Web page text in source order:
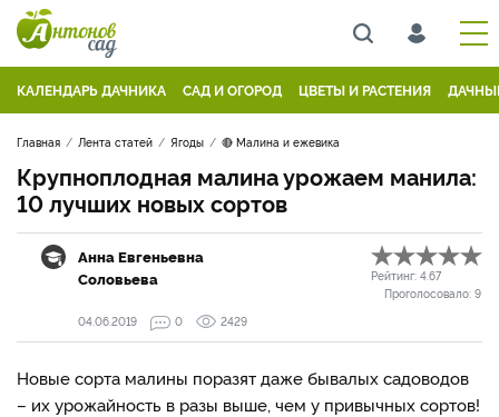
КАЛЕНДАРЬ ДАЧНИКА САД И ОГОРОД ЦВЕТЫ И РАСТЕНИЯ
Главная Лента статей Ягоды 🔴 Малина и ежевика
Крупноплодная малина урожаем манила:
10 лучших новых сортов
Анна Евгеньевна
Соловьева
Рейтинг: 4.67
Проголосовало: 9
04.06.2019
0 2429
Новые сорта малины поразят даже бывалых садоводов
– их урожайность в разы выше, чем у привычных сортов!